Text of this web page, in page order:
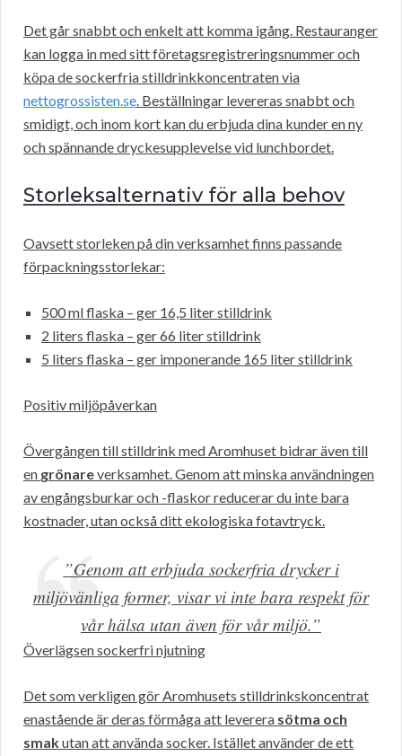
Det går snabbt och enkelt att komma igång. Restauranger
kan logga in med sitt företagsregistreringsnummer och
köpa de sockerfria stilldrinkkoncentraten via
nettogrossisten.se. Beställningar levereras snabbt och
smidigt, och inom kort kan du erbjuda dina kunder en ny
och spännande dryckesupplevelse vid lunchbordet.
Storleksalternativ för alla behov
Oavsett storleken på din verksamhet finns passande
förpackningsstorlekar:
500 ml flaska – ger 16,5 liter stilldrink
2 liters flaska – ger 66 liter stilldrink
5 liters flaska – ger imponerande 165 liter stilldrink
Positiv miljöpåverkan
Övergången till stilldrink med Aromhuset bidrar även till
en grönareverksamhet. Genom att minska användningen
av engångsburkar och -flaskor reducerar du inte bara
kostnader, utan också ditt ekologiska fotavtryck.
”Genom att erbjuda sockerfria drycker i
miljövänliga former, visar vi inte bara respekt för
vår hälsa utan även för vår miljö.”
Överlägsen sockerfri njutning
Det som verkligen gör Aromhusets stilldrinkskoncentrat
enastående är deras förmåga att leverera sötma och
smakutan att använda socker. Istället använder de ett